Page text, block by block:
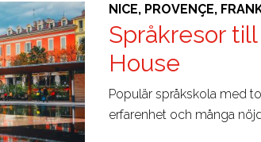
NICE, PROVENÇE,
Språkresor
House
Populär språkskola med
erfarenhet och många